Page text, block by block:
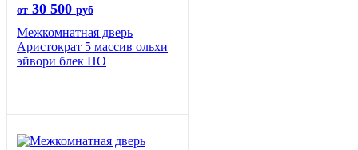
от 30 500 руб
Межкомнатная дверь
Аристократ 5 массив ольхи
эйвори блек ПО